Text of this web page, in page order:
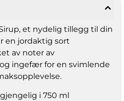
et nydelig tillegg til din
en jordaktig sort
av noter av
ingefær for en svimlende
i 750 ml